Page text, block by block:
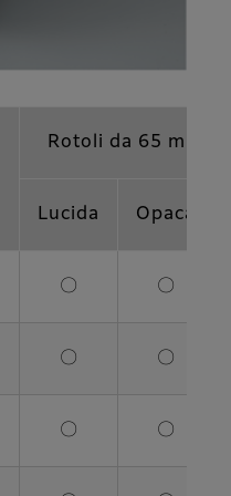
Rotoli da 65 m
Lucida Opaca
〇 〇
〇 〇
〇 〇